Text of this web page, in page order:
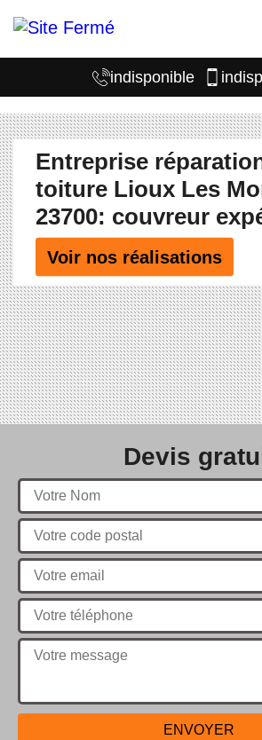
indisponible
Entreprise
toiture Lioux Les
23700: couvreur
Voir nos réalisations
Devis